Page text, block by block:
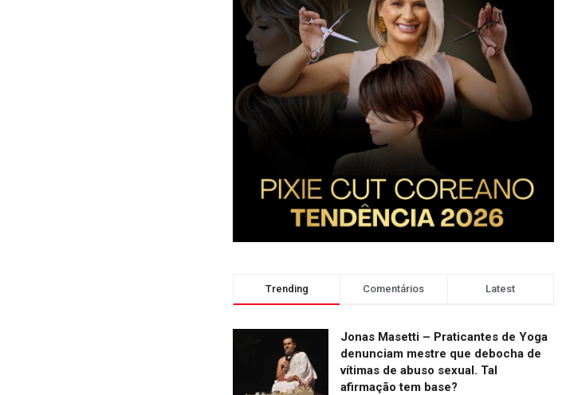
Trending Comentários Latest
Jonas Masetti – Praticantes de Yoga
denunciam mestre que debocha de
vítimas de abuso sexual. Tal
afirmação tem base?